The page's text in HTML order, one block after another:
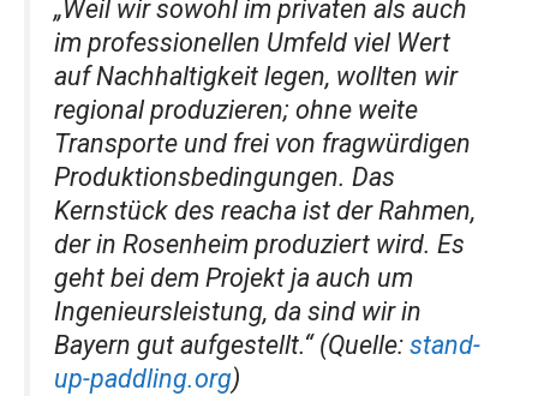
„Weil wir sowohl im privaten als auch
im professionellen Umfeld viel Wert
auf Nachhaltigkeit legen, wollten wir
regional produzieren; ohne weite
Transporte und frei von fragwürdigen
Produktionsbedingungen. Das
Kernstück des reacha ist der Rahmen,
der in Rosenheim produziert wird. Es
geht bei dem Projekt ja auch um
Ingenieursleistung, da sind wir in
Bayern gut aufgestellt.“ (Quelle: stand-
up-paddling.org)